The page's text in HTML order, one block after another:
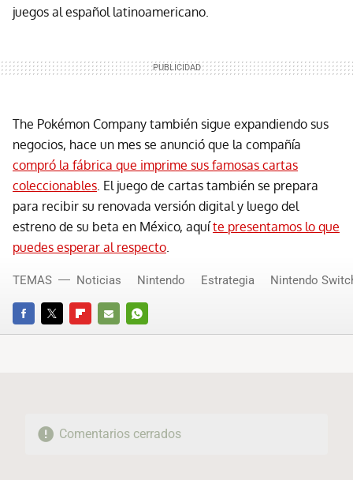
juegos al español latinoamericano.
The Pokémon Company también sigue expandiendo sus
negocios, hace un mes se anunció que la compañía
compró la fábrica que imprime sus famosas cartas
coleccionables . El juego de cartas también se prepara
para recibir su renovada versión digital y luego del
estreno de su beta en México, aquíte presentamos lo que
puedes esperar al respecto
FACEBOOKTWITTERFLIPBOARD
E-
WHATSAPP
TEMAS Noticias Nintendo Estrategia Nintendo
Comentarios cerrados